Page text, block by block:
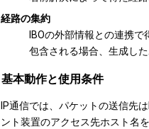
経路の集約
IBOの外部情報との連携
包含される場合、生成し
基本動作と使用条件
IP通信では、パケットの送信先
ント装置のアクセス先ホスト名